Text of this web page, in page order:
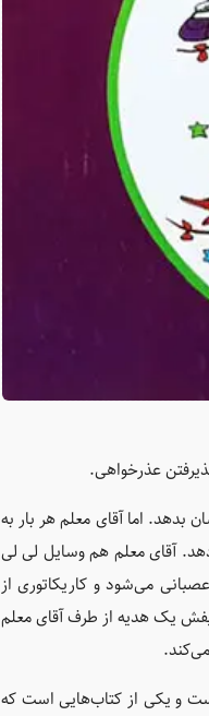
عذرخواهی.
اما آقای معلم هر بار به
آقای معلم هم وسایل لی لی
می‌شود و کاریکاتوری از
یک هدیه از طرف آقای معلم
و یکی از کتاب‌هایی است که